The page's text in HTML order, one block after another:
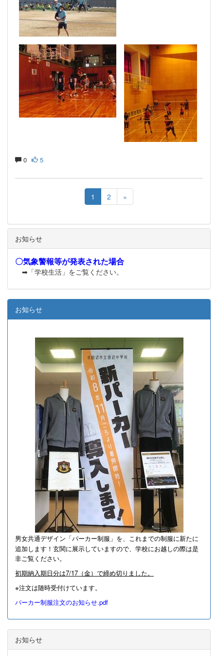
0 5
1 2 »
お知らせ
〇気象警報等が発表された場合
➡「学校生活」をご覧ください。
お知らせ
男女共通デザイン「パーカー制服」を、これまでの制服に新たに
追加します！ 玄関に展示していますので、学校にお越しの際は是
非ご覧ください。
初期納入期日分は7/17（金）で締め切りました。
※注文は随時受付けています。
パーカー制服注文のお知らせ.pdf
お知らせ